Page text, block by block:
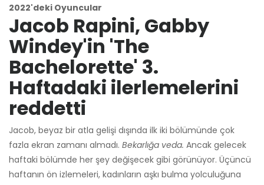
2022'deki Oyuncular
Jacob Rapini, Gabby
Windey'in 'The
Bachelorette' 3.
Haftadaki ilerlemelerini
reddetti
Jacob, beyaz bir atla gelişi dışında ilk iki bölümünde çok
fazla ekran zamanı almadı. Bekarlığa veda. Ancak gelecek
haftaki bölümde her şey değişecek gibi görünüyor. Üçüncü
haftanın ön izlemeleri, kadınların aşkı bulma yolculuğuna